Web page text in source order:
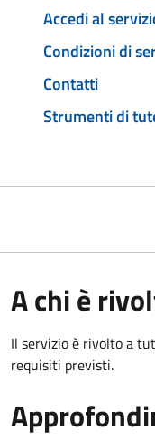
Accedi al
Condizioni di
Contatti
Strumenti di
A chi è
Il servizio è rivolto a
requisiti previsti.